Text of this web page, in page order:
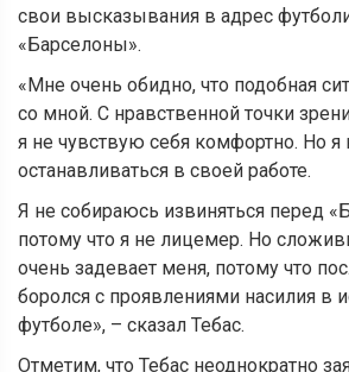
свои высказывания в адрес
«Барселоны».
«Мне очень обидно, что подобная
со мной. С нравственной точки
я не чувствую себя комфортно. Но я
останавливаться в своей работе.
Я не собираюсь извиняться перед
потому что я не лицемер. Но
очень задевает меня, потому что
боролся с проявлениями насилия в
футболе», – сказал Тебас.
Отметим, что Тебас неоднократно